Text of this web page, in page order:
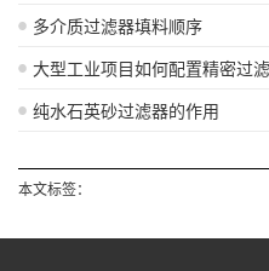
多介质过滤器填料顺序
大型工业项目如何配置精密过
纯水石英砂过滤器的作用
本文标签：